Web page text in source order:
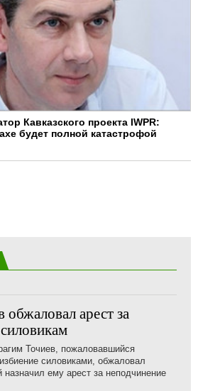
Кавказского проекта IWPR:
будет полной катастрофой
арест за
Точиев, пожаловавшийся
силовиками, обжаловал
ему арест за неподчинение